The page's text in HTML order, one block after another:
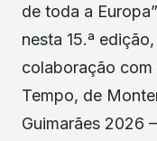
de toda a
nesta 15.ª
colaboração com
Tempo, de
Guimarães 2026